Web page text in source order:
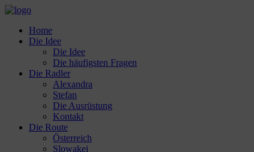
Home
Die Idee
Die Idee
Die häufigsten Fragen
Die Radler
Alexandra
Stefan
Die Ausrüstung
Kontakt
Die Route
Österreich
Slowakei